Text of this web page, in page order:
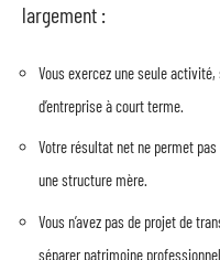
largement :
Vous exercez une seule
d’entreprise à court terme.
Votre résultat net ne permet
une structure mère.
Vous n’avez pas de projet de
séparer patrimoine